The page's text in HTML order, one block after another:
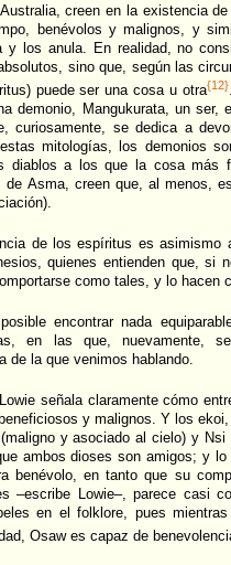
Australia, creen en la existencia
benévolos y malignos, y
y los anula. En realidad, no
sino que, según las
puede ser una cosa u otra{12}
demonio, Mangukurata, un ser,
curiosamente, se dedica a
mitologías, los demonios
diablos a los que la cosa más
de Asma, creen que, al menos,
de los espíritus es asimismo
quienes entienden que, si
como tales, y lo hacen
encontrar nada
en las que, nuevamente,
de la que venimos hablando.
señala claramente cómo
y malignos. Y los
y asociado al cielo) y
ambos dioses son amigos; y
benévolo, en tanto que su
–escribe Lowie–, parece casi
en el folklore, pues
Osaw es capaz de